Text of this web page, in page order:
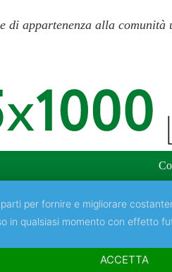
di appartenenza alla
per fornire e migliorare
in qualsiasi momento con effetto
ACCETTA